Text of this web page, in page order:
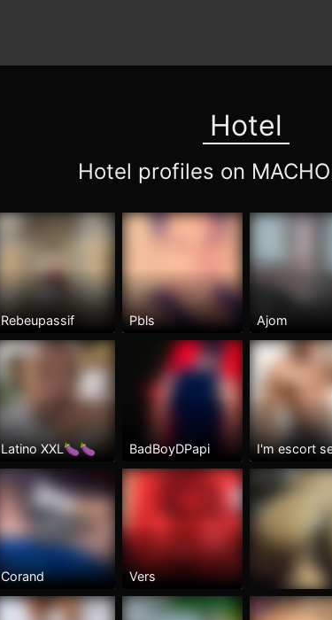
Hotel
Hotel profiles on
Rebeupassif Pbls Ajom
Latino XXL🍆🍆 BadBoyDPapi I'm escort
Corand Vers